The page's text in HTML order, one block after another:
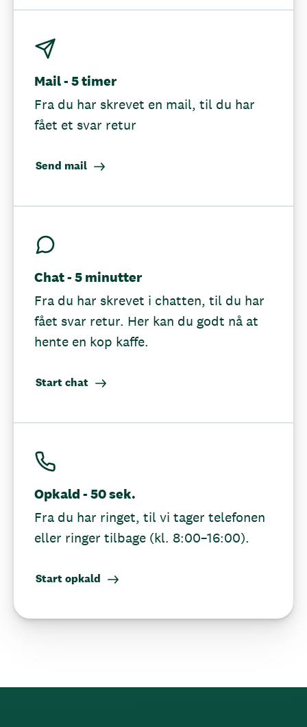
Mail - 5 timer
Fra du har skrevet en mail, til du har
fået et svar retur
Send mail
Chat - 5 minutter
Fra du har skrevet i chatten, til du har
fået svar retur. Her kan du godt nå at
hente en kop kaffe.
Start chat
Opkald - 50 sek.
Fra du har ringet, til vi tager telefonen
eller ringer tilbage (kl. 8:00–16:00).
Start opkald